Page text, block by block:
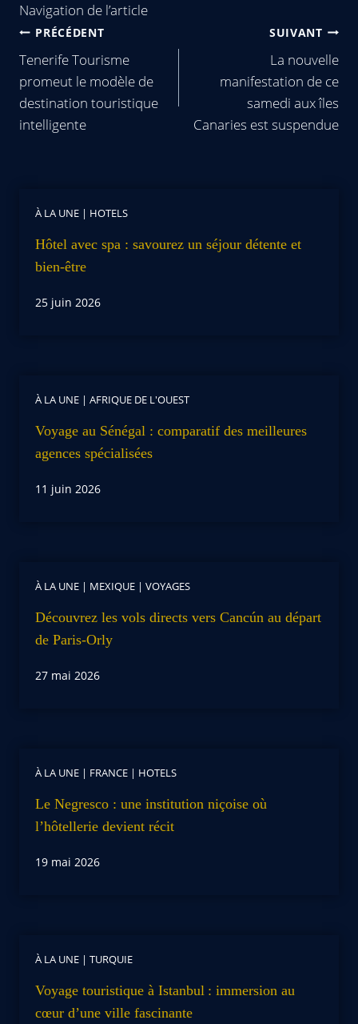
Navigation de l’article
PRÉCÉDENT
Tenerife Tourisme
promeut le modèle de
destination touristique
intelligente
SUIVANT
La nouvelle
manifestation de ce
samedi aux îles
Canaries est suspendue
À LA UNE | HOTELS
Hôtel avec spa : savourez un séjour détente et
bien-être
25 juin 2026
À LA UNE | AFRIQUE DE L'OUEST
Voyage au Sénégal : comparatif des meilleures
agences spécialisées
11 juin 2026
À LA UNE | MEXIQUE | VOYAGES
Découvrez les vols directs vers Cancún au départ
de Paris-Orly
27 mai 2026
À LA UNE | FRANCE | HOTELS
Le Negresco : une institution niçoise où
l’hôtellerie devient récit
19 mai 2026
À LA UNE | TURQUIE
Voyage touristique à Istanbul : immersion au
cœur d’une ville fascinante